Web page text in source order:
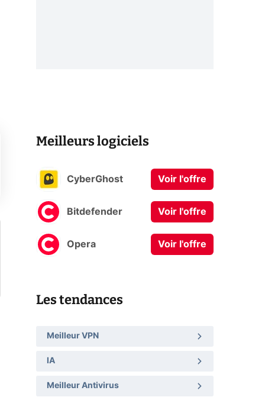
Meilleurs logiciels
CyberGhost Voir l'offre
Bitdefender Voir l'offre
Opera Voir l'offre
Les tendances
Meilleur VPN
IA
Meilleur Antivirus